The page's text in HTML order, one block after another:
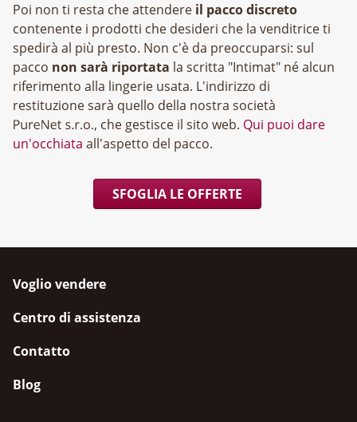
Poi non ti resta che attendere il pacco discreto
contenente i prodotti che desideri che la venditrice ti
spedirà al più presto. Non c'è da preoccuparsi: sul
pacco non sarà riportata la scritta "Intimat" né alcun
riferimento alla lingerie usata. L'indirizzo di
restituzione sarà quello della nostra società
, che gestisce il sito web. Qui puoi dare
un'occhiata all'aspetto del pacco.
SFOGLIA LE OFFERTE
Voglio vendere
Centro di assistenza
Contatto
Blog